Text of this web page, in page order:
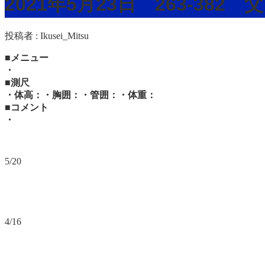
投稿者 : Ikusei_Mitsu
■メニュー
・
■測尺
・体高：・胸囲：・管囲：・体重：
■コメント
・
5/20
4/16